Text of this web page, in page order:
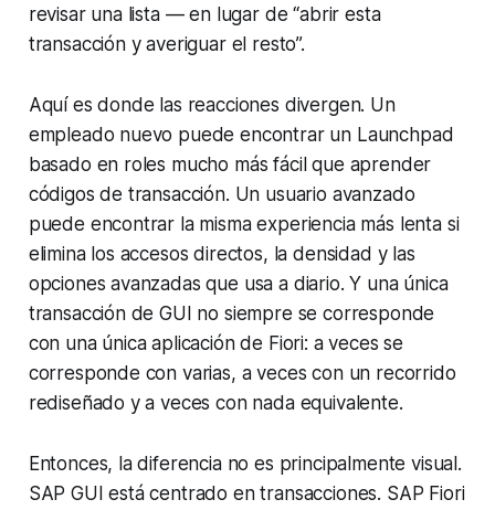
revisar una lista — en lugar de “abrir esta
transacción y averiguar el resto”.
Aquí es donde las reacciones divergen. Un
empleado nuevo puede encontrar un Launchpad
basado en roles mucho más fácil que aprender
códigos de transacción. Un usuario avanzado
puede encontrar la misma experiencia más lenta si
elimina los accesos directos, la densidad y las
opciones avanzadas que usa a diario. Y una única
transacción de GUI no siempre se corresponde
con una única aplicación de Fiori: a veces se
corresponde con varias, a veces con un recorrido
rediseñado y a veces con nada equivalente.
Entonces, la diferencia no es principalmente visual.
SAP GUI está centrado en transacciones. SAP Fiori